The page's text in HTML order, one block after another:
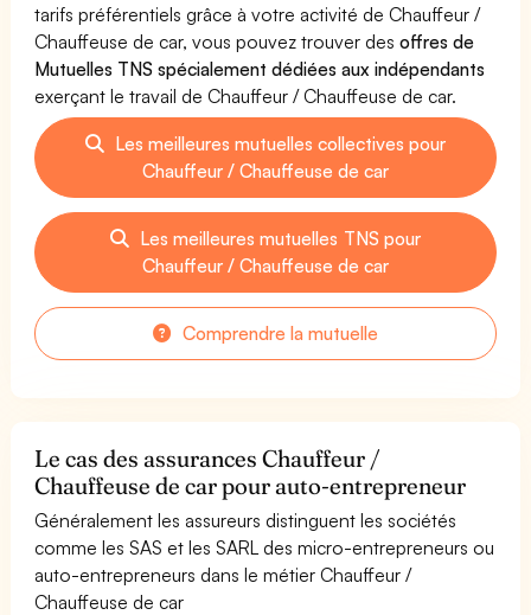
tarifs préférentiels grâce à votre activité de Chauffeur /
Chauffeuse de car, vous pouvez trouver desoffres de
Mutuelles TNS spécialement dédiées aux indépendants
exerçant le travail de Chauffeur / Chauffeuse de car.
Les meilleures mutuelles collectives pour
Chauffeur / Chauffeuse de car
Les meilleures mutuelles TNS pour
Chauffeur / Chauffeuse de car
Comprendre la mutuelle
Le cas des assurances Chauffeur /
Chauffeuse de car pour auto-entrepreneur
Généralement les assureurs distinguent les sociétés
comme les SAS et les SARL des micro-entrepreneurs ou
auto-entrepreneurs dans le métier Chauffeur /
Chauffeuse de car